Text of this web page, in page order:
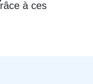
à ces